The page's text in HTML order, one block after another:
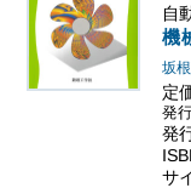
自
機
坂
定
発
発
サ